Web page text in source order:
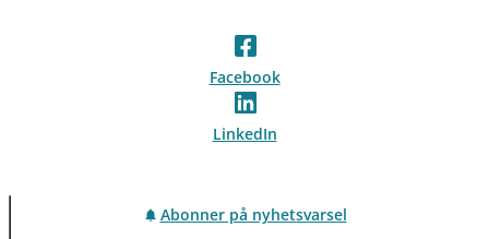
Facebook
LinkedIn
Abonner på nyhetsvarsel